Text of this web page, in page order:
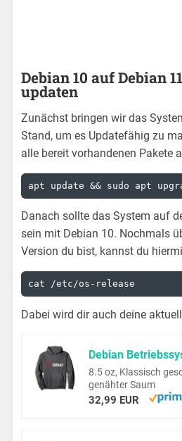
Debian 10 auf Debian
updaten
Zunächst bringen wir das
Stand, um es Updatefähig zu
alle bereit vorhandenen Pakete
apt update && sudo apt
Danach sollte das System auf
sein mit Debian 10. Nochmals
Version du bist, kannst du
cat /etc/os-release
Dabei wird dir auch deine
8.5 oz, Klassisch
genähter Saum
32,99 EUR